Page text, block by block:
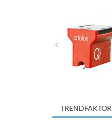
TRENDFAKTOR